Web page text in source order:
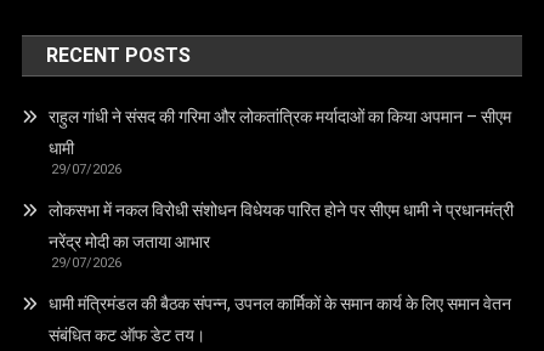
RECENT POSTS
राहुल गांधी ने संसद की गरिमा और लोकतांत्रिक मर्यादाओं का किया अपमान – सीएम
धामी
29/07/2026
लोकसभा में नकल विरोधी संशोधन विधेयक पारित होने पर सीएम धामी ने प्रधानमंत्री
नरेंद्र मोदी का जताया आभार
29/07/2026
धामी मंत्रिमंडल की बैठक संपन्न, उपनल कार्मिकों के समान कार्य के लिए समान वेतन
संबंधित कट ऑफ डेट तय।